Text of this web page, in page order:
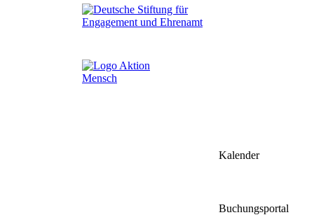
Kalender
Buchungsportal